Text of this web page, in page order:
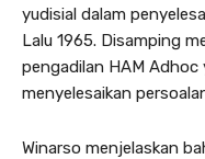
yudisial dalam
Lalu 1965. Disamping
pengadilan HAM
menyelesaikan
Winarso menjelaskan